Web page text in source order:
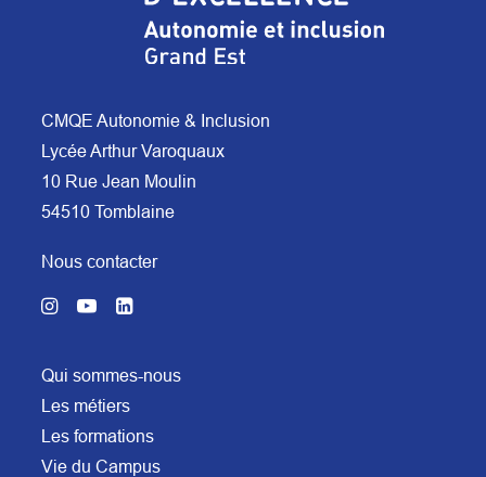
CMQE Autonomie & Inclusion
Lycée Arthur Varoquaux
10 Rue Jean Moulin
54510 Tomblaine
Nous contacter
Qui sommes-nous
Les métiers
Les formations
Vie du Campus